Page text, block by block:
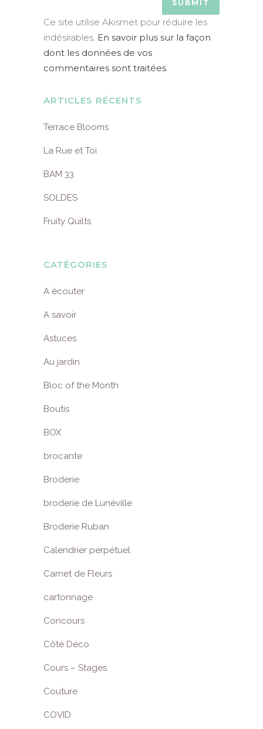
Ce site utilise Akismet pour réduire les
indésirables. En savoir plus sur la façon
dont les données de vos
commentaires sont traitées.
ARTICLES RÉCENTS
Terrace Blooms
La Rue et Toi
BAM 33
SOLDES
Fruity Quilts
CATÉGORIES
A écouter
A savoir
Astuces
Au jardin
Bloc of the Month
Boutis
BOX
brocante
Broderie
broderie de Lunéville
Broderie Ruban
Calendrier perpétuel
Carnet de Fleurs
cartonnage
Concours
Côté Déco
Cours – Stages
Couture
COVID